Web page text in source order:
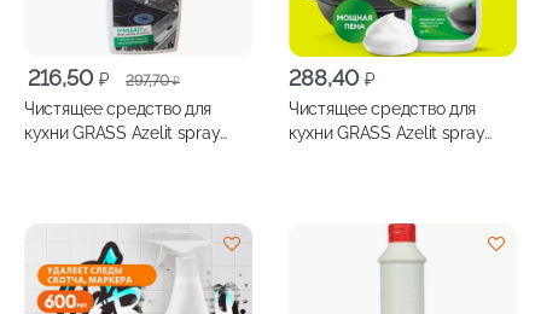
297,70₽
Первоначальная
цена
составляла
216,50 ₽
Текущая
цена:
216,50 ₽.
Чистящее средство для
кухни GRASS Azelit spray
288,40 ₽
Чистящее средство для
кухни GRASS Azelit spray